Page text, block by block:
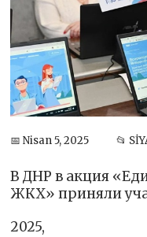
📅 Nisan 5, 2025 📂
В ДНР в акция
ЖКХ» приняли
2025,